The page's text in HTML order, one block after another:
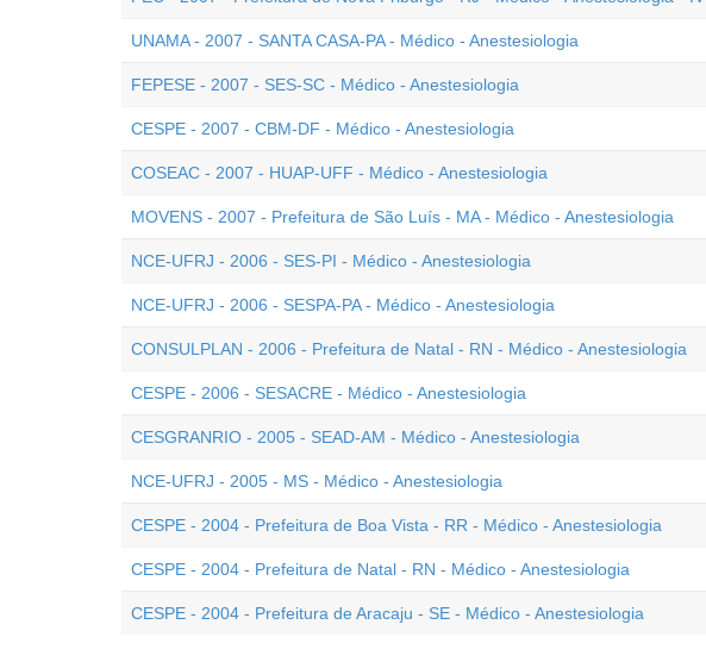
UNAMA - 2007 - SANTA CASA-PA - Médico - Anestesiologia
FEPESE - 2007 - SES-SC - Médico - Anestesiologia
CESPE - 2007 - CBM-DF - Médico - Anestesiologia
COSEAC - 2007 - HUAP-UFF - Médico - Anestesiologia
MOVENS - 2007 - Prefeitura de São Luís - MA - Médico - Anestesiologia
NCE-UFRJ - 2006 - SES-PI - Médico - Anestesiologia
NCE-UFRJ - 2006 - SESPA-PA - Médico - Anestesiologia
CONSULPLAN - 2006 - Prefeitura de Natal - RN - Médico - Anestesiologia
CESPE - 2006 - SESACRE - Médico - Anestesiologia
CESGRANRIO - 2005 - SEAD-AM - Médico - Anestesiologia
NCE-UFRJ - 2005 - MS - Médico - Anestesiologia
CESPE - 2004 - Prefeitura de Boa Vista - RR - Médico - Anestesiologia
CESPE - 2004 - Prefeitura de Natal - RN - Médico - Anestesiologia
CESPE - 2004 - Prefeitura de Aracaju - SE - Médico - Anestesiologia